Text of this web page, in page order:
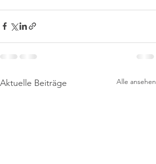
Aktuelle Beiträge Alle ansehen